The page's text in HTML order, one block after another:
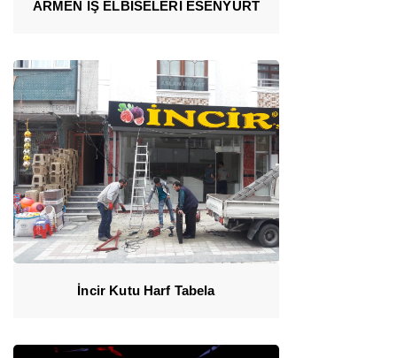
ARMEN İŞ ELBİSELERİ ESENYURT
İncir Kutu Harf Tabela